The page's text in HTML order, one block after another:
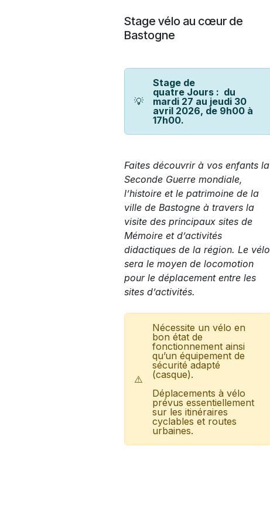
Stage vélo au cœur de
Bastogne
💡
Stage de
quatre Jours : du
mardi 27 au jeudi 30
avril 2026, de 9h00 à
17h00.
Faites découvrir à vos enfants la
Seconde Guerre mondiale,
l’histoire et le patrimoine de la
ville de Bastogne à travers la
visite des principaux sites de
Mémoire et d’activités
didactiques de la région. Le vélo
sera le moyen de locomotion
pour le déplacement entre les
sites d’activités.
⚠️
Nécessite un vélo en
bon état de
fonctionnement ainsi
qu’un équipement de
sécurité adapté
(casque).
Déplacements à vélo
prévus essentiellement
sur les itinéraires
cyclables et routes
urbaines.